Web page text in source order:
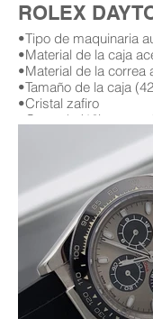
ROLEX
•Tipo de maquinaria
•Material de la caja
•Material de la correa
•Tamaño de la caja
•Cristal zafiro
•Garantía (12) meses
reloj rolex day date
Replica AAA Rolex
Rolex submariner
Replicas de relojes
bogota Colombia
Replica de rolex
replica gmt master ii
replicas de relojes
rolex explorer ii
replicas de relojes